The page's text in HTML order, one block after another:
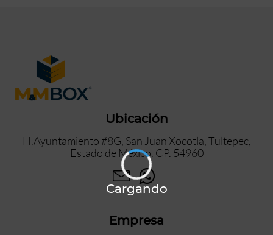
Cargando
Ubicación
H.Ayuntamiento #8G, San Juan Xocotla, Tultepec,
Estado de México. CP. 54960
Empresa